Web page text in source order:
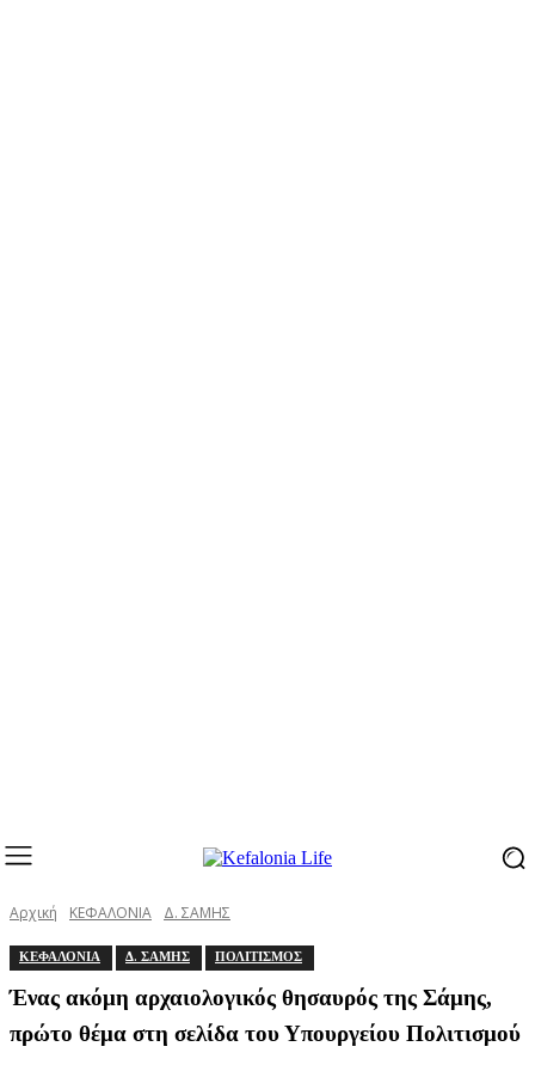
Αρχική ΚΕΦΑΛΟΝΙΑ Δ. ΣΑΜΗΣ
ΚΕΦΑΛΟΝΙΑ Δ. ΣΑΜΗΣ ΠΟΛΙΤΙΣΜΟΣ
Ένας ακόμη αρχαιολογικός θησαυρός της Σάμης,
πρώτο θέμα στη σελίδα του Υπουργείου Πολιτισμού